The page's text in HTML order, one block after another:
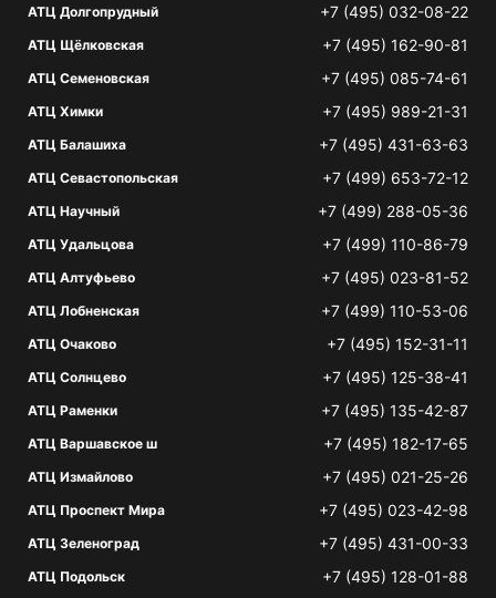
АТЦ Долгопрудный +7 (495) 032-08-22
АТЦ Щёлковская +7 (495) 162-90-81
АТЦ Семеновская +7 (495) 085-74-61
АТЦ Химки +7 (495) 989-21-31
АТЦ Балашиха +7 (495) 431-63-63
АТЦ Севастопольская +7 (499) 653-72-12
АТЦ Научный +7 (499) 288-05-36
АТЦ Удальцова +7 (499) 110-86-79
АТЦ Алтуфьево +7 (495) 023-81-52
АТЦ Лобненская +7 (499) 110-53-06
АТЦ Очаково +7 (495) 152-31-11
АТЦ Солнцево +7 (495) 125-38-41
АТЦ Раменки +7 (495) 135-42-87
АТЦ Варшавское ш +7 (495) 182-17-65
АТЦ Измайлово +7 (495) 021-25-26
АТЦ Проспект Мира +7 (495) 023-42-98
АТЦ Зеленоград +7 (495) 431-00-33
АТЦ Подольск +7 (495) 128-01-88